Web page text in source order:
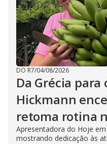
DO R7/04/08/2026
Da Grécia
Hickmann
retoma rotina
Apresentadora do Hoje
mostrando dedicação às